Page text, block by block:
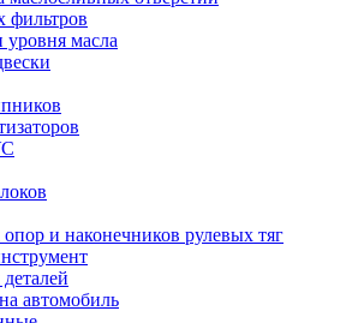
фильтров
масла
и наконечников рулевых тяг
автомобиль